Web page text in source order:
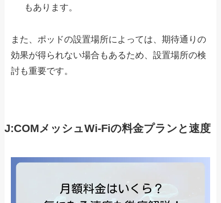
もあります。
また、ポッドの設置場所によっては、期待通りの
効果が得られない場合もあるため、設置場所の検
討も重要です。
J:COMメッシュWi-Fiの料金プランと速度